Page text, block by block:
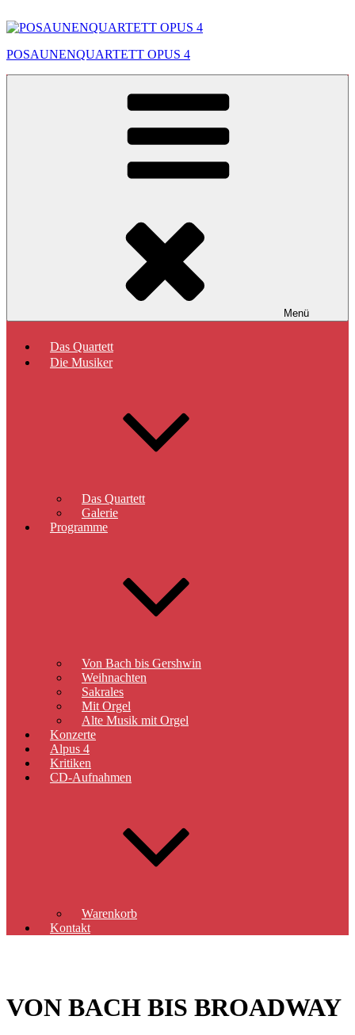
Inhalt
POSAUNENQUARTETT OPUS 4
Menü
Das Quartett
Die Musiker
Das Quartett
Galerie
Programme
Von Bach bis Gershwin
Weihnachten
Sakrales
Mit Orgel
Alte Musik mit Orgel
Konzerte
Alpus 4
Kritiken
CD-Aufnahmen
Warenkorb
Kontakt
VON BACH BIS BROADWAY